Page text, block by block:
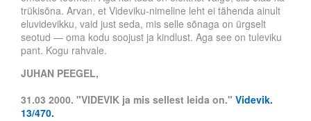
trükisõna. Arvan, et Videviku-nimeline leht ei tähenda ainult
eluvidevikku, vaid just seda, mis selle sõnaga on ürgselt
seotud — oma kodu soojust ja kindlust. Aga see on tuleviku
pant. Kogu rahvale.
JUHAN PEEGEL,
31.03 2000. "VIDEVIK ja mis sellest leida on." Videvik.
13/470.